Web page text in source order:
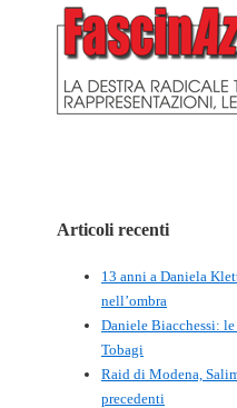
Articoli recenti
13 anni a Daniela
nell’ombra
Daniele Biacchessi:
Tobagi
Raid di Modena,
precedenti